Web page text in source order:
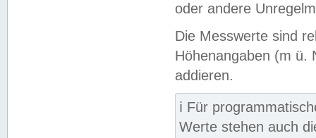
oder andere
Die Messwerte sind
Höhenangaben (m ü.
addieren.
ℹ️ Für
Werte stehen auch